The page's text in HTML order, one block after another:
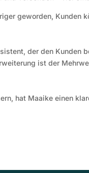
geworden,
der den
ist der
hat Maaike einen